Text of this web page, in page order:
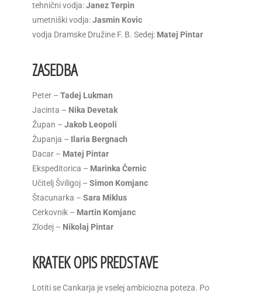
tehnični vodja:Janez Terpin
umetniški vodja:Jasmin Kovic
vodja Dramske Družine F. B. Sedej: Matej Pintar
ZASEDBA
Peter – Tadej Lukman
Jacinta – Nika Devetak
Župan – Jakob Leopoli
Županja – Ilaria Bergnach
Dacar – Matej Pintar
Ekspeditorica – Marinka Černic
Učitelj Šviligoj – Simon Komjanc
Štacunarka – Sara Miklus
Cerkovnik – Martin Komjanc
Zlodej – Nikolaj Pintar
KRATEK OPIS PREDSTAVE
Lotiti se Cankarja je vselej ambiciozna poteza. Po